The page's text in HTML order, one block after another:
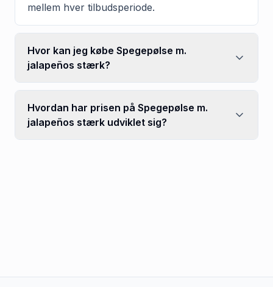
mellem hver tilbudsperiode.
Hvor kan jeg købe Spegepølse m.
jalapeños stærk?
Hvordan har prisen på Spegepølse m.
jalapeños stærk udviklet sig?